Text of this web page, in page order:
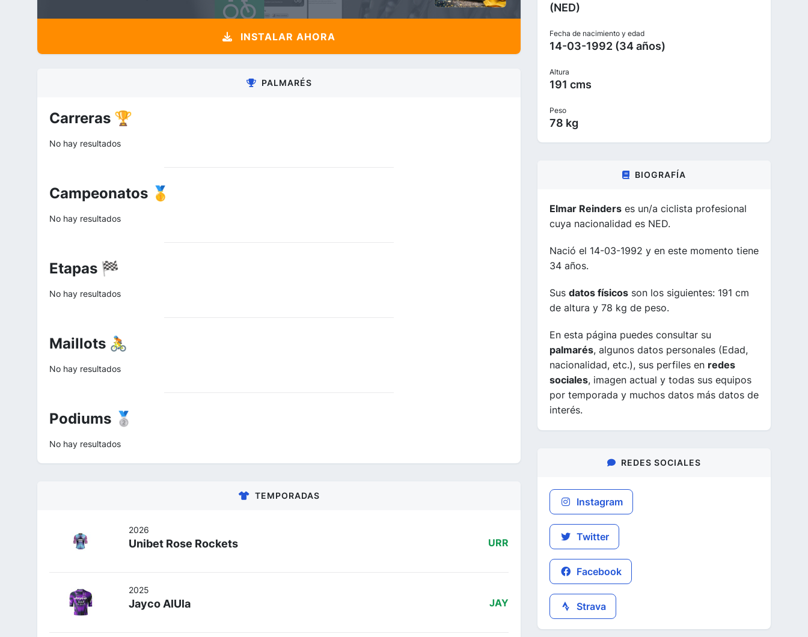
INSTALAR AHORA
PALMARÉS
Carreras 🏆
No hay resultados
Campeonatos 🥇
No hay resultados
Etapas 🏁
No hay resultados
Maillots 🚴
No hay resultados
Podiums 🥈
No hay resultados
TEMPORADAS
2026
Unibet Rose Rockets URR
2025
Jayco AlUla JAY
(NED)
Fecha de nacimiento y edad
14-03-1992 (34 años)
Altura
191 cms
Peso
78 kg
BIOGRAFÍA
Elmar Reinders es un/a ciclista profesional
cuya nacionalidad es NED.
Nació el 14-03-1992 y en este momento tiene
34 años.
Sus datos físicos son los siguientes: 191 cm
de altura y 78 kg de peso.
En esta página puedes consultar su
palmarés, algunos datos personales (Edad,
nacionalidad, etc.), sus perfiles en redes
sociales, imagen actual y todas sus equipos
por temporada y muchos datos más datos de
interés.
REDES SOCIALES
Instagram
Twitter
Facebook
Strava